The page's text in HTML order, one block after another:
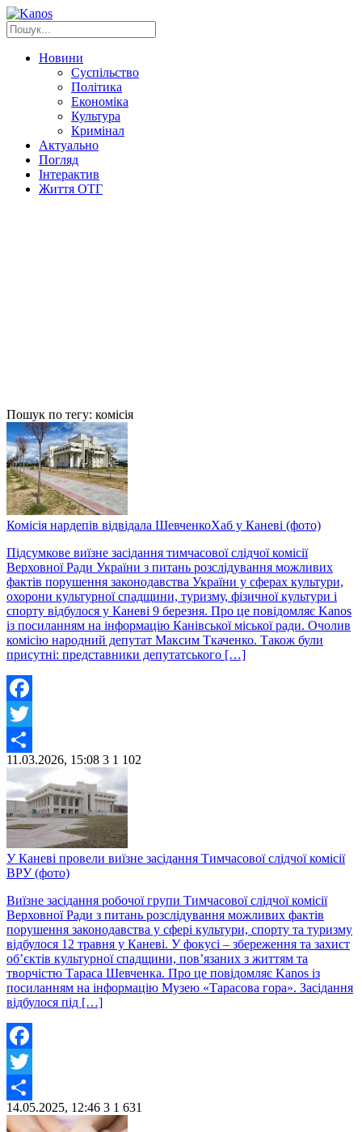
Новини
Суспільство
Політика
Економіка
Культура
Кримінал
Актуально
Погляд
Інтерактив
Життя ОТГ
Пошук по тегу: комісія
Комісія нардепів відвідала ШевченкоХаб у Каневі (фото)
Підсумкове виїзне засідання тимчасової слідчої комісії
Верховної Ради України з питань розслідування можливих
фактів порушення законодавства України у сферах культури,
охорони культурної спадщини, туризму, фізичної культури і
спорту відбулося у Каневі 9 березня. Про це повідомляє Kanos
із посиланням на інформацію Канівської міської ради. Очолив
комісію народний депутат Максим Ткаченко. Також були
присутні: представники депутатського […]
Facebook
Twitter
Share
11.03.2026, 15:08 3 1 102
У Каневі провели виїзне засідання Тимчасової слідчої комісії
ВРУ (фото)
Виїзне засідання робочої групи Тимчасової слідчої комісії
Верховної Ради з питань розслідування можливих фактів
порушення законодавства у сфері культури, спорту та туризму
відбулося 12 травня у Каневі. У фокусі – збереження та захист
об’єктів культурної спадщини, пов’язаних з життям та
творчістю Тараса Шевченка. Про це повідомляє Kanos із
посиланням на інформацію Музею «Тарасова гора». Засідання
відбулося під […]
Facebook
Twitter
Share
14.05.2025, 12:46 3 1 631